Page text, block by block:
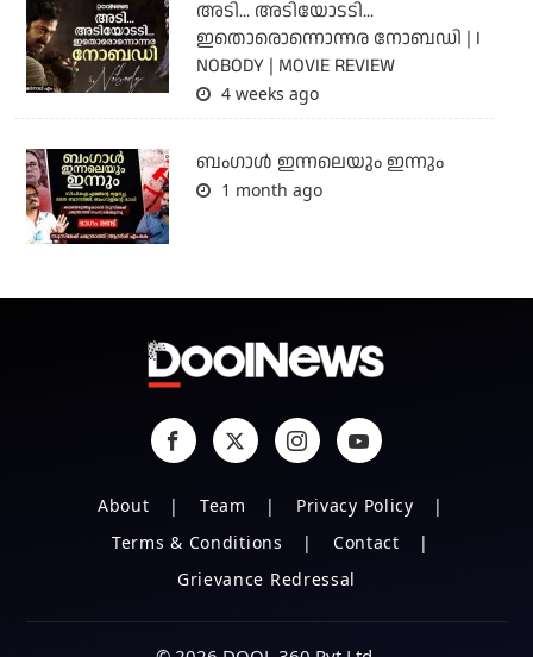
അടി... അടിയോടടി...
ഇതൊരൊന്നൊന്നര നോബഡി | I
NOBODY | MOVIE REVIEW
4 weeks ago
ബംഗാള്‍ ഇന്നലെയും ഇന്നും
1 month ago
About Team
Privacy Policy
Terms & Conditions
Contact
Grievance Redressal